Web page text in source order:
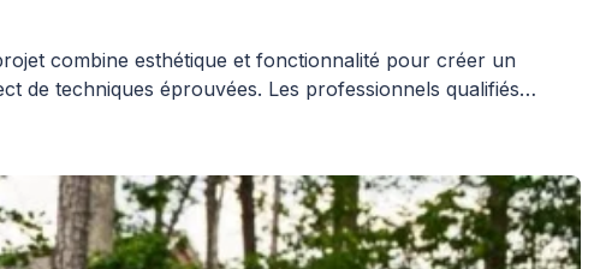
combine esthétique et fonctionnalité pour créer un
de techniques éprouvées. Les professionnels qualifiés